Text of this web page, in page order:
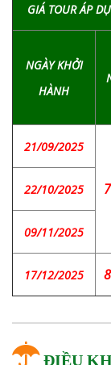
GIÁ TOUR ÁP
NGÀY KHỞI
HÀNH
21/09/2025
22/10/2025
09/11/2025
17/12/2025
ĐIỀU